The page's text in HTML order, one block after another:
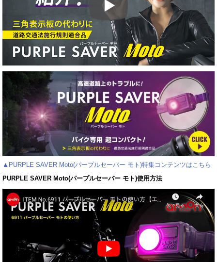
▲PURPLE SAVER Moto(パープルセーバー モト)特集コンテンツはこちら
PURPLE SAVER Moto(パープルセーバー モト)使用方法